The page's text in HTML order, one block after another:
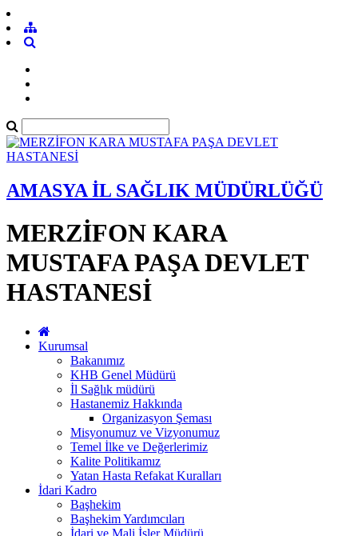
AMASYA İL SAĞLIK MÜDÜRLÜĞÜ
MERZİFON KARA
MUSTAFA PAŞA DEVLET
HASTANESİ
Kurumsal
Bakanımız
KHB Genel Müdürü
İl Sağlık müdürü
Hastanemiz Hakkında
Organizasyon Şeması
Misyonumuz ve Vizyonumuz
Temel İlke ve Değerlerimiz
Kalite Politikamız
Yatan Hasta Refakat Kuralları
İdari Kadro
Başhekim
Başhekim Yardımcıları
İdari ve Mali İşler Müdürü